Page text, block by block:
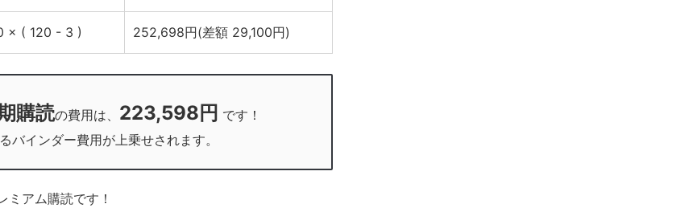
× ( 120 - 3 ) 252,698円(差額 29,100円)
購読の費用は、 223,598円 です！
インダー費用が上乗せされます。
アム購読です！